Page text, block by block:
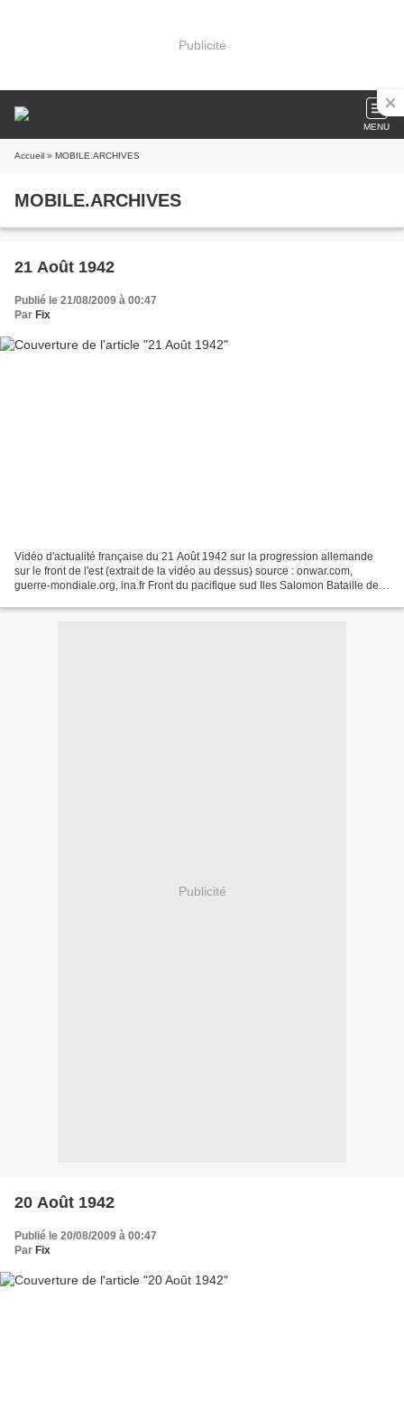
Publicité
MENU
Accueil » MOBILE.ARCHIVES
MOBILE.ARCHIVES
21 Août 1942
Publié le 21/08/2009 à 00:47
Par Fix
Vidéo d'actualité française du 21 Août 1942 sur la progression allemande
sur le front de l'est (extrait de la vidéo au dessus) source : onwar.com,
guerre-mondiale.org, ina.fr Front du pacifique sud Iles Salomon Bataille de
Publicité
20 Août 1942
Publié le 20/08/2009 à 00:47
Par Fix